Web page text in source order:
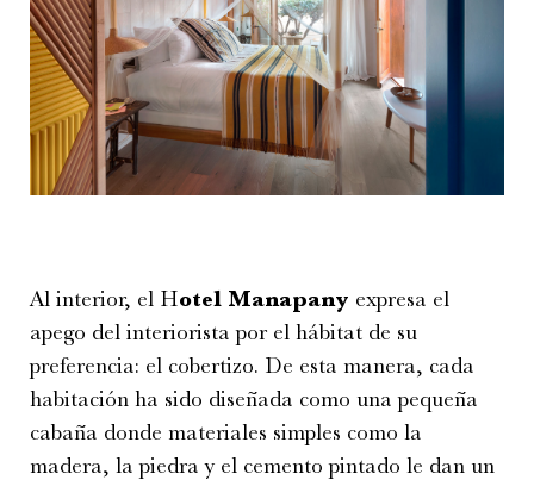
Al interior, el Hotel Manapany expresa el
apego del interiorista por el hábitat de su
preferencia: el cobertizo. De esta manera, cada
habitación ha sido diseñada como una pequeña
cabaña donde materiales simples como la
madera, la piedra y el cemento pintado le dan un